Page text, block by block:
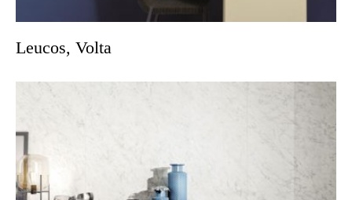
Leucos, Volta